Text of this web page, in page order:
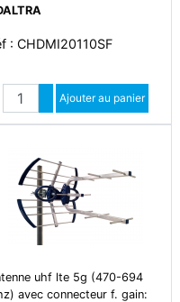
: CHDMI20110SF
Quantité
Augmenter quantité
Diminuer quantité
Ajouter au panier
uhf lte 5g (470-694
avec connecteur f. gain: